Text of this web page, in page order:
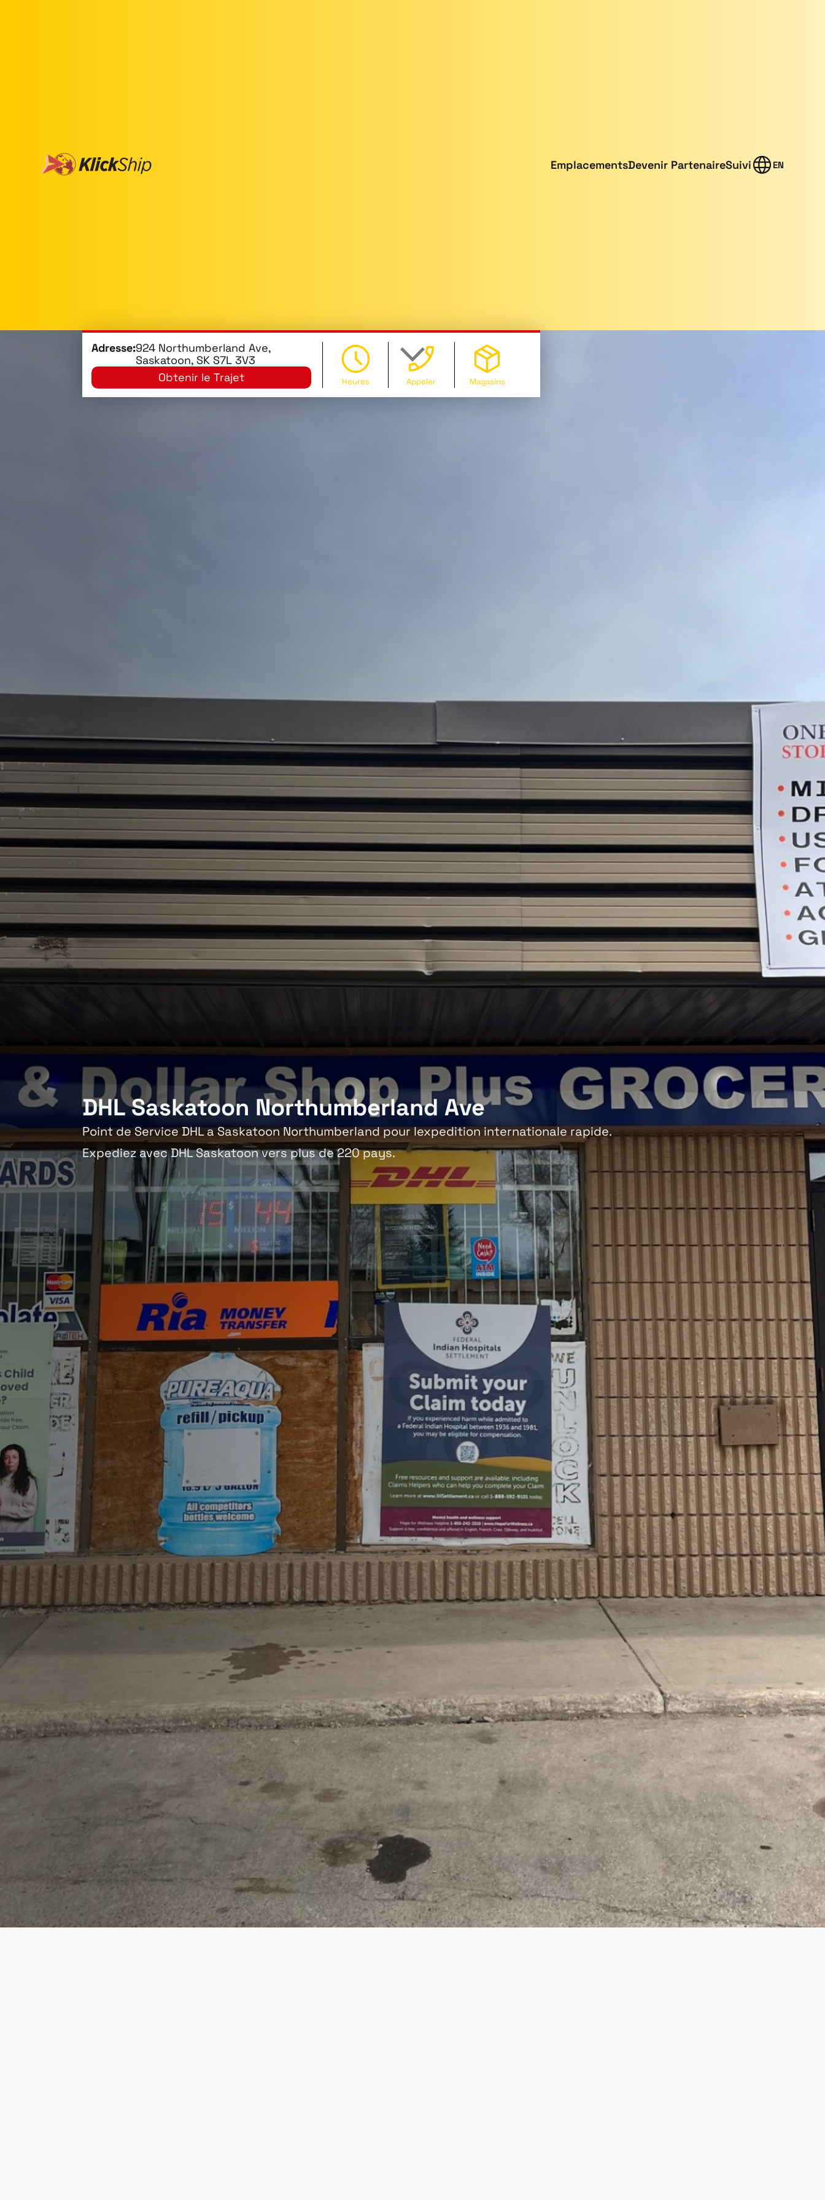
EmplacementsDevenir PartenaireSuivi EN
DHL Saskatoon Northumberland Ave
Point de Service DHL a Saskatoon Northumberland pour lexpedition internationale rapide.
Expediez avec DHL Saskatoon vers plus de 220 pays.
Adresse:924 Northumberland Ave,
Saskatoon, SK S7L 3V3
Obtenir le Trajet
Heures Appeler Magasins